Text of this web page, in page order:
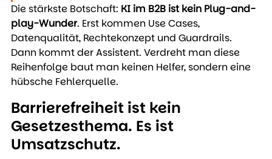
Die stärkste Botschaft: KI im B2B ist kein Plug-and-
play-Wunder. Erst kommen Use Cases,
Datenqualität, Rechtekonzept und Guardrails.
Dann kommt der Assistent. Verdreht man diese
Reihenfolge baut man keinen Helfer, sondern eine
hübsche Fehlerquelle.
Barrierefreiheit ist kein
Gesetzesthema. Es ist
Umsatzschutz.